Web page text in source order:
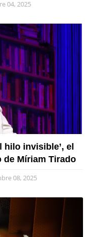
04, 2025
hilo invisible’, el
de Míriam Tirado
08, 2025